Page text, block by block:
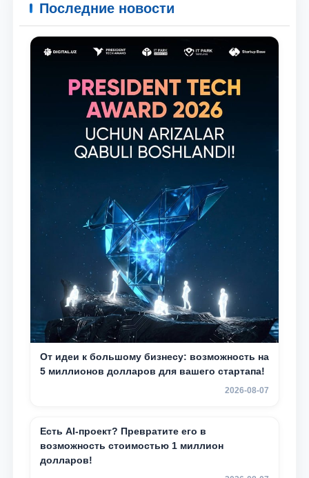
Последние новости
От идеи к большому бизнесу: возможность на
5 миллионов долларов для вашего стартапа!
2026-08-07
Есть AI-проект? Превратите его в
возможность стоимостью 1 миллион
долларов!